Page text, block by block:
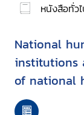
หนังสือทั่ว
National
institutions
of national